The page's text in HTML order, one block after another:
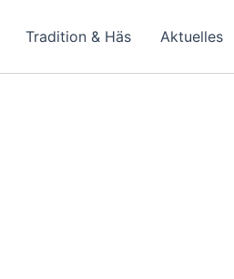
Tradition & Häs Aktuelles